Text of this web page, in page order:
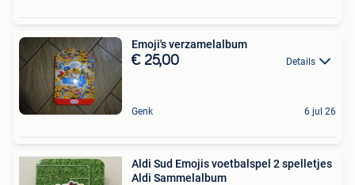
Emoji's verzamelalbum
€ 25,00 Details
Genk 6 jul 26
Aldi Sud Emojis voetbalspel 2 spelletjes
Aldi Sammelalbum